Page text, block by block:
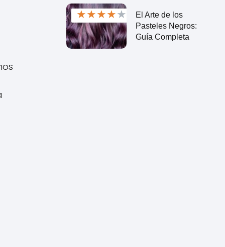
★★★★★
El Arte de los
Pasteles Negros:
Guía Completa